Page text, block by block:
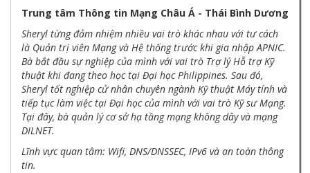
Trung tâm Thông tin Mạng Châu Á - Thái Bình Dương
Sheryl từng đảm nhiệm nhiều vai trò khác nhau với tư cách
là Quản trị viên Mạng và Hệ thống trước khi gia nhập APNIC.
Bà bắt đầu sự nghiệp của mình với vai trò Trợ lý Hỗ trợ Kỹ
thuật khi đang theo học tại Đại học Philippines. Sau đó,
Sheryl tốt nghiệp cử nhân chuyên ngành Kỹ thuật Máy tính và
tiếp tục làm việc tại Đại học của mình với vai trò Kỹ sư Mạng.
Tại đây, bà quản lý cơ sở hạ tầng mạng không dây và mạng
DILNET.
Lĩnh vực quan tâm: Wifi, DNS/DNSSEC, IPv6 và an toàn thông
tin.